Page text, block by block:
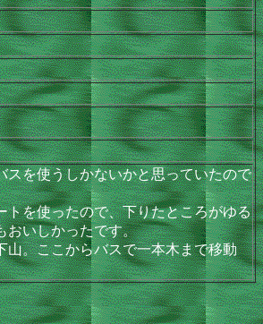
を使うしかないかと思っていたので
を使ったので、下りたところがゆる
おいしかったです。
。ここからバスで一本木まで移動